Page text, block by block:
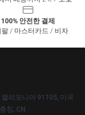
100% 안전한 결제
팔 / 마스터카드 / 비자
리포니아 91105, 미국
칭, CN